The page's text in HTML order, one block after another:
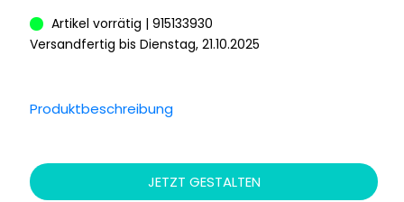
Artikel vorrätig | 915133930
Versandfertig bis Dienstag, 21.10.2025
Produktbeschreibung
JETZT GESTALTEN